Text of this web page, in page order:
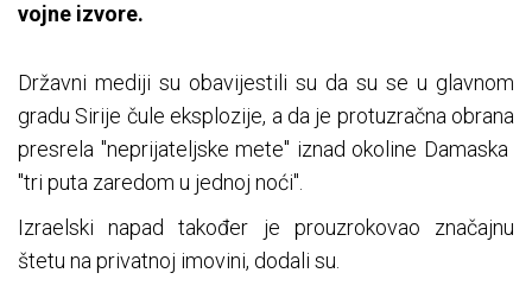
vojne izvore.
Državni mediji su obavijestili su da su se u glavnom
gradu Sirije čule eksplozije, a da je protuzračna obrana
presrela "neprijateljske mete" iznad okoline Damaska ​​
"tri puta zaredom u jednoj noći".
Izraelski napad također je prouzrokovao značajnu
štetu na privatnoj imovini, dodali su.